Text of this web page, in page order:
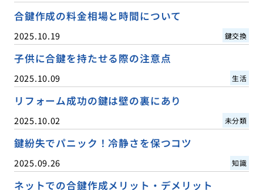
合鍵作成の料金相場と時間について
2025.10.19 鍵交換
子供に合鍵を持たせる際の注意点
2025.10.09 生活
リフォーム成功の鍵は壁の裏にあり
2025.10.02 未分類
鍵紛失でパニック！冷静さを保つコツ
2025.09.26 知識
ネットでの合鍵作成メリット・デメリット